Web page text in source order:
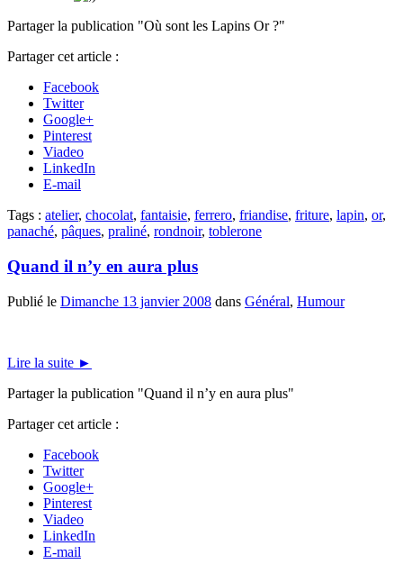
Partager la publication "Où sont les Lapins Or ?"
Partager cet article :
Facebook
Twitter
Google+
Pinterest
Viadeo
LinkedIn
E-mail
Tags : atelier, chocolat, fantaisie, ferrero, friandise, friture, lapin, or,
panaché, pâques, praliné, rondnoir, toblerone
Quand il n’y en aura plus
Publié le Dimanche 13 janvier 2008 dans Général, Humour
Lire la suite ►
Partager la publication "Quand il n’y en aura plus"
Partager cet article :
Facebook
Twitter
Google+
Pinterest
Viadeo
LinkedIn
E-mail